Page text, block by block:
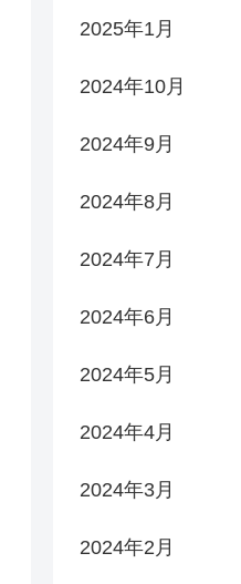
2025年1月
2024年10月
2024年9月
2024年8月
2024年7月
2024年6月
2024年5月
2024年4月
2024年3月
2024年2月